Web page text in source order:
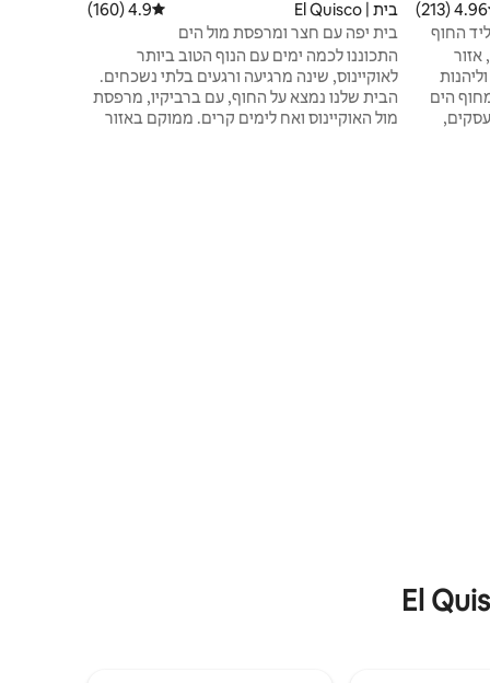
ממוצע של 4.96 מתוך 5, 213 ביקורות
4.96 (213)
אזור
הליכה מחוף הים
בית | El Quisco דירוג ממוצע של 4.9 מתוך 5, 160 ביקורות
4.9 (160)
בית יפה עם חצר ומרפסת מול הים
התכוננו לכמה ימים עם הנוף הטוב ביותר
לאוקיינוס, שינה מרגיעה ורגעים בלתי נשכחים.
הבית שלנו נמצא על החוף, עם ברביקיו, מרפסת
מול האוקיינוס ואח לימים קרים. ממוקם באזור